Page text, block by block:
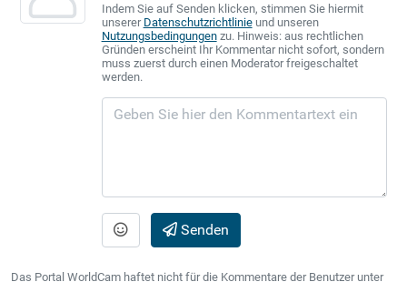
Indem Sie auf Senden klicken, stimmen Sie hiermit
unserer Datenschutzrichtlinieund unseren
Nutzungsbedingungenzu. Hinweis: aus rechtlichen
Gründen erscheint Ihr Kommentar nicht sofort, sondern
muss zuerst durch einen Moderator freigeschaltet
werden.
Senden
Das Portal WorldCam haftet nicht für die Kommentare der Benutzer unter